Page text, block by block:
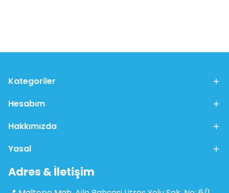
Kategoriler
Hesabım
Hakkımızda
Yasal
Adres & İletişim